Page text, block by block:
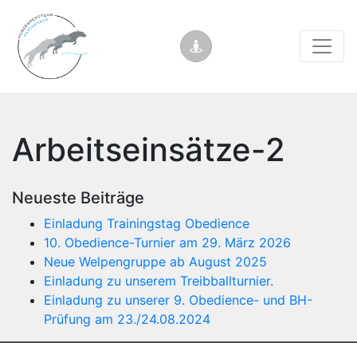
Arbeitseinsätze-2
Neueste Beiträge
Einladung Trainingstag Obedience
10. Obedience-Turnier am 29. März 2026
Neue Welpengruppe ab August 2025
Einladung zu unserem Treibballturnier.
Einladung zu unserer 9. Obedience- und BH-
Prüfung am 23./24.08.2024